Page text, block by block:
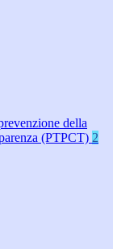
della
(PTPCT) 2